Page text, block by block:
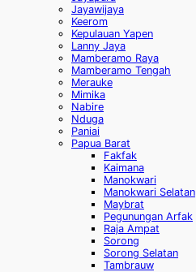
Jayawijaya
Keerom
Kepulauan Yapen
Lanny Jaya
Mamberamo Raya
Mamberamo Tengah
Merauke
Mimika
Nabire
Nduga
Paniai
Papua Barat
Fakfak
Kaimana
Manokwari
Manokwari Selatan
Maybrat
Pegunungan Arfak
Raja Ampat
Sorong
Sorong Selatan
Tambrauw